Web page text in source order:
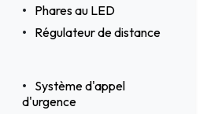
Phares au LED
Régulateur de distance
Système d'appel
d'urgence